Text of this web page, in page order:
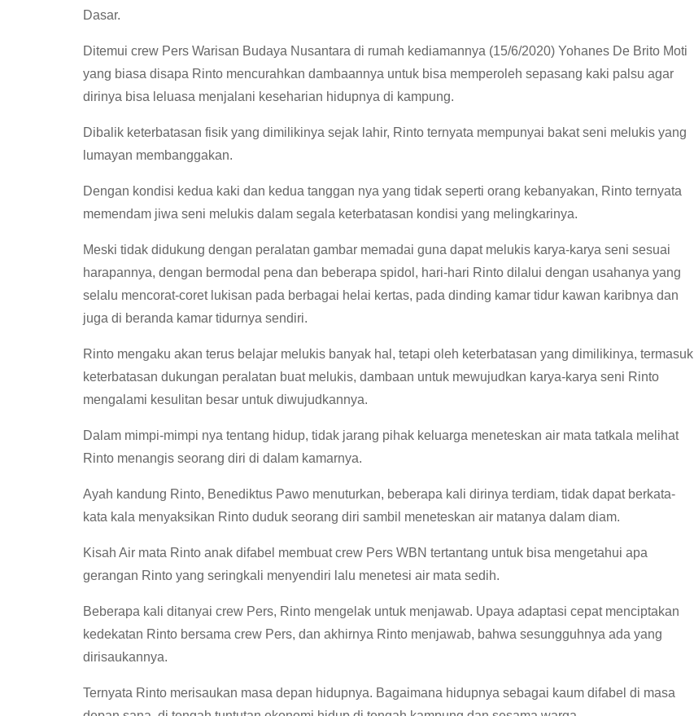
Dasar.
Ditemui crew Pers Warisan Budaya Nusantara di rumah kediamannya (15/6/2020) Yohanes De Brito Moti
yang biasa disapa Rinto mencurahkan dambaannya untuk bisa memperoleh sepasang kaki palsu agar
dirinya bisa leluasa menjalani keseharian hidupnya di kampung.
Dibalik keterbatasan fisik yang dimilikinya sejak lahir, Rinto ternyata mempunyai bakat seni melukis yang
lumayan membanggakan.
Dengan kondisi kedua kaki dan kedua tanggan nya yang tidak seperti orang kebanyakan, Rinto ternyata
memendam jiwa seni melukis dalam segala keterbatasan kondisi yang melingkarinya.
Meski tidak didukung dengan peralatan gambar memadai guna dapat melukis karya-karya seni sesuai
harapannya, dengan bermodal pena dan beberapa spidol, hari-hari Rinto dilalui dengan usahanya yang
selalu mencorat-coret lukisan pada berbagai helai kertas, pada dinding kamar tidur kawan karibnya dan
juga di beranda kamar tidurnya sendiri.
Rinto mengaku akan terus belajar melukis banyak hal, tetapi oleh keterbatasan yang dimilikinya, termasuk
keterbatasan dukungan peralatan buat melukis, dambaan untuk mewujudkan karya-karya seni Rinto
mengalami kesulitan besar untuk diwujudkannya.
Dalam mimpi-mimpi nya tentang hidup, tidak jarang pihak keluarga meneteskan air mata tatkala melihat
Rinto menangis seorang diri di dalam kamarnya.
Ayah kandung Rinto, Benediktus Pawo menuturkan, beberapa kali dirinya terdiam, tidak dapat berkata-
kata kala menyaksikan Rinto duduk seorang diri sambil meneteskan air matanya dalam diam.
Kisah Air mata Rinto anak difabel membuat crew Pers WBN tertantang untuk bisa mengetahui apa
gerangan Rinto yang seringkali menyendiri lalu menetesi air mata sedih.
Beberapa kali ditanyai crew Pers, Rinto mengelak untuk menjawab. Upaya adaptasi cepat menciptakan
kedekatan Rinto bersama crew Pers, dan akhirnya Rinto menjawab, bahwa sesungguhnya ada yang
dirisaukannya.
Ternyata Rinto merisaukan masa depan hidupnya. Bagaimana hidupnya sebagai kaum difabel di masa